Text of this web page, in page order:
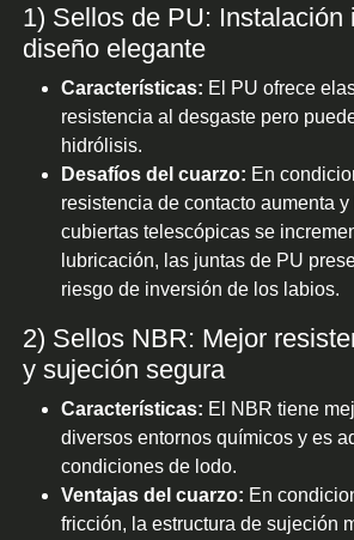
1) Sellos de PU: Instalación
diseño elegante
Características: El PU ofrece
resistencia al desgaste pero
hidrólisis.
Desafíos del cuarzo: En
resistencia de contacto aumenta
cubiertas telescópicas se
lubricación, las juntas de PU
riesgo de inversión de los labios.
2) Sellos NBR: Mejor
y sujeción segura
Características: El NBR tiene
diversos entornos químicos y es
condiciones de lodo.
Ventajas del cuarzo: En
fricción, la estructura de sujeción